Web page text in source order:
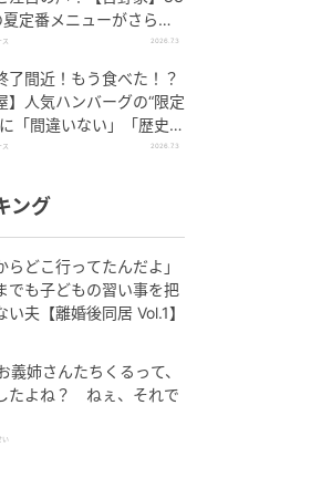
定番メニューがさらに
アップしていて旨すぎた
ス 2026.7.3
了間近！もう食べた！？
】人気ハンバーグの“限定
「間違いない」「歴史が
と絶賛の声
ス 2026.7.3
ング
らどこ行ってたんだよ」
でも子どもの習い事を把
い夫【離婚後同居 Vol.1】
姉さんたちくるって、
たよね？ ねぇ、それで
い